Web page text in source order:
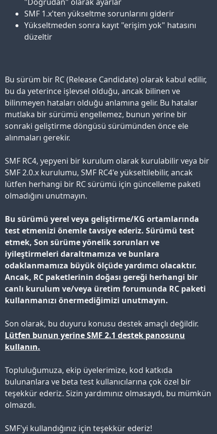
SMF 1.x'ten yükseltme sorunlarını giderir
Yükseltmeden sonra kayıt "erişim yok" hatasını
düzeltir
Bu sürüm bir RC (Release Candidate) olarak kabul edilir,
bu da yeterince işlevsel olduğu, ancak bilinen ve
bilinmeyen hataları olduğu anlamına gelir. Bu hatalar
mutlaka bir sürümü engellemez, bunun yerine bir
sonraki geliştirme döngüsü sürümünden önce ele
alınmaları gerekir.
SMF RC4, yepyeni bir kurulum olarak kurulabilir veya bir
SMF 2.0.x kurulumu, SMF RC4'e yükseltilebilir, ancak
lütfen herhangi bir RC sürümü için güncelleme paketi
olmadığını unutmayın.
Bu sürümü yerel veya geliştirme/KG ortamlarında
test etmenizi önemle tavsiye ederiz. Sürümü test
etmek, Son sürüme yönelik sorunları ve
iyileştirmeleri daraltmamıza ve bunlara
odaklanmamıza büyük ölçüde yardımcı olacaktır.
Ancak, RC paketlerinin doğası gereği herhangi bir
canlı kurulum ve/veya üretim forumunda RC paketi
kullanmanızı önermediğimizi unutmayın.
Son olarak, bu duyuru konusu destek amaçlı değildir.
Lütfen bunun yerine SMF 2.1 destek panosunu
kullanın.
Topluluğumuza, ekip üyelerimize, kod katkıda
bulunanlara ve beta test kullanıcılarına çok özel bir
teşekkür ederiz. Sizin yardımınız olmasaydı, bu mümkün
olmazdı.
SMF'yi kullandığınız için teşekkür ederiz!